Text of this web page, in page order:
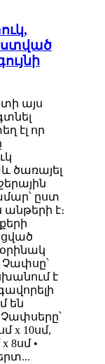
այս
էլ որ
ծառայել
ըստ
է։
Չափսը՝
է
են
x 10սմ,
8սմ •